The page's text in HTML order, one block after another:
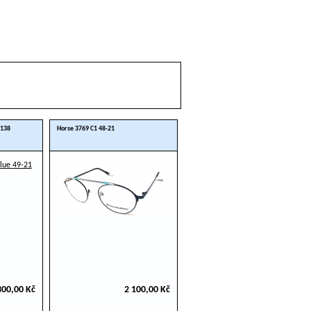
Kč
Horse 3769 C1 48-21
2 100,00 Kč